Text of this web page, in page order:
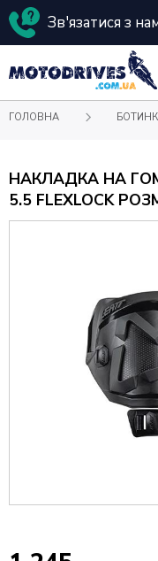
Зв'язатися з
ГОЛОВНА
НАКЛАДКА НА
5.5 FLEXLOCK